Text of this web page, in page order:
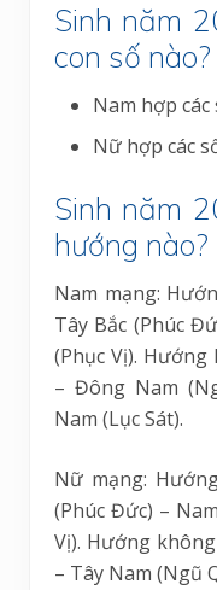
Sinh năm
con số nào?
Nam hợp các
Nữ hợp các
Sinh năm
hướng nào?
Nam mạng:
Tây Bắc (Phúc
(Phục Vị).
– Đông Nam
Nam (Lục Sát).
Nữ mạng:
(Phúc Đức) –
Vị). Hướng
– Tây Nam (Ngũ